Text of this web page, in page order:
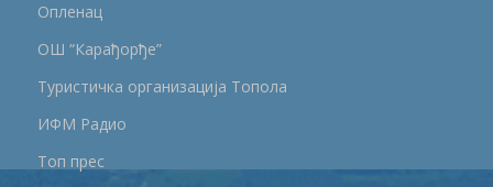
Опленац
ОШ “Карађорђе”
Туристичка организација Топола
ИФМ Радио
Топ прес